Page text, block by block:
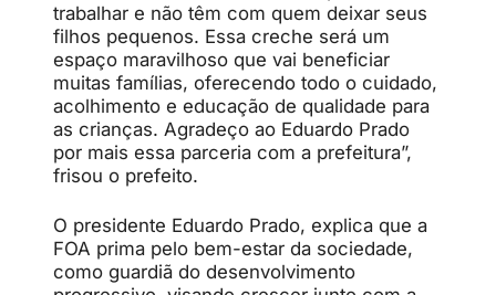
trabalhar e não têm com quem deixar seus
filhos pequenos. Essa creche será um
espaço maravilhoso que vai beneficiar
muitas famílias, oferecendo todo o cuidado,
acolhimento e educação de qualidade para
as crianças. Agradeço ao Eduardo Prado
por mais essa parceria com a prefeitura”,
frisou o prefeito.
O presidente Eduardo Prado, explica que a
FOA prima pelo bem-estar da sociedade,
como guardiã do desenvolvimento